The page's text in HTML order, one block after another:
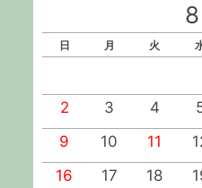
8
日 月 火
2
3 4
9
10 11
16
17 18